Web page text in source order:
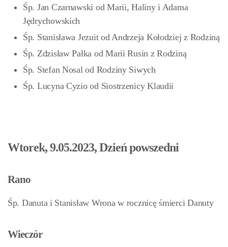
Śp. Jan Czarnawski od Marii, Haliny i Adama
Jędrychowskich
Śp. Stanisława Jezuit od Andrzeja Kołodziej z Rodziną
Śp. Zdzisław Pałka od Marii Rusin z Rodziną
Śp. Stefan Nosal od Rodziny Siwych
Śp. Lucyna Cyzio od Siostrzenicy Klaudii
Wtorek, 9.05.2023, Dzień powszedni
Rano
Śp. Danuta i Stanisław Wrona w rocznicę śmierci Danuty
Wieczór